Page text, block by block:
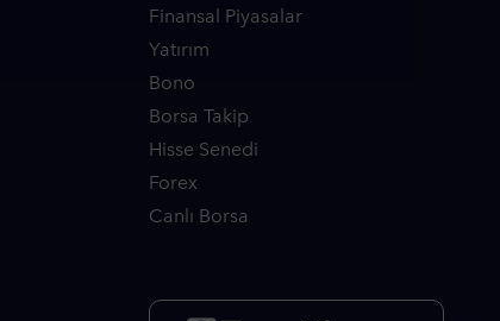
Finansal Piyasalar
Yatırım
Bono
Borsa Takip
Hisse Senedi
Forex
Canlı Borsa